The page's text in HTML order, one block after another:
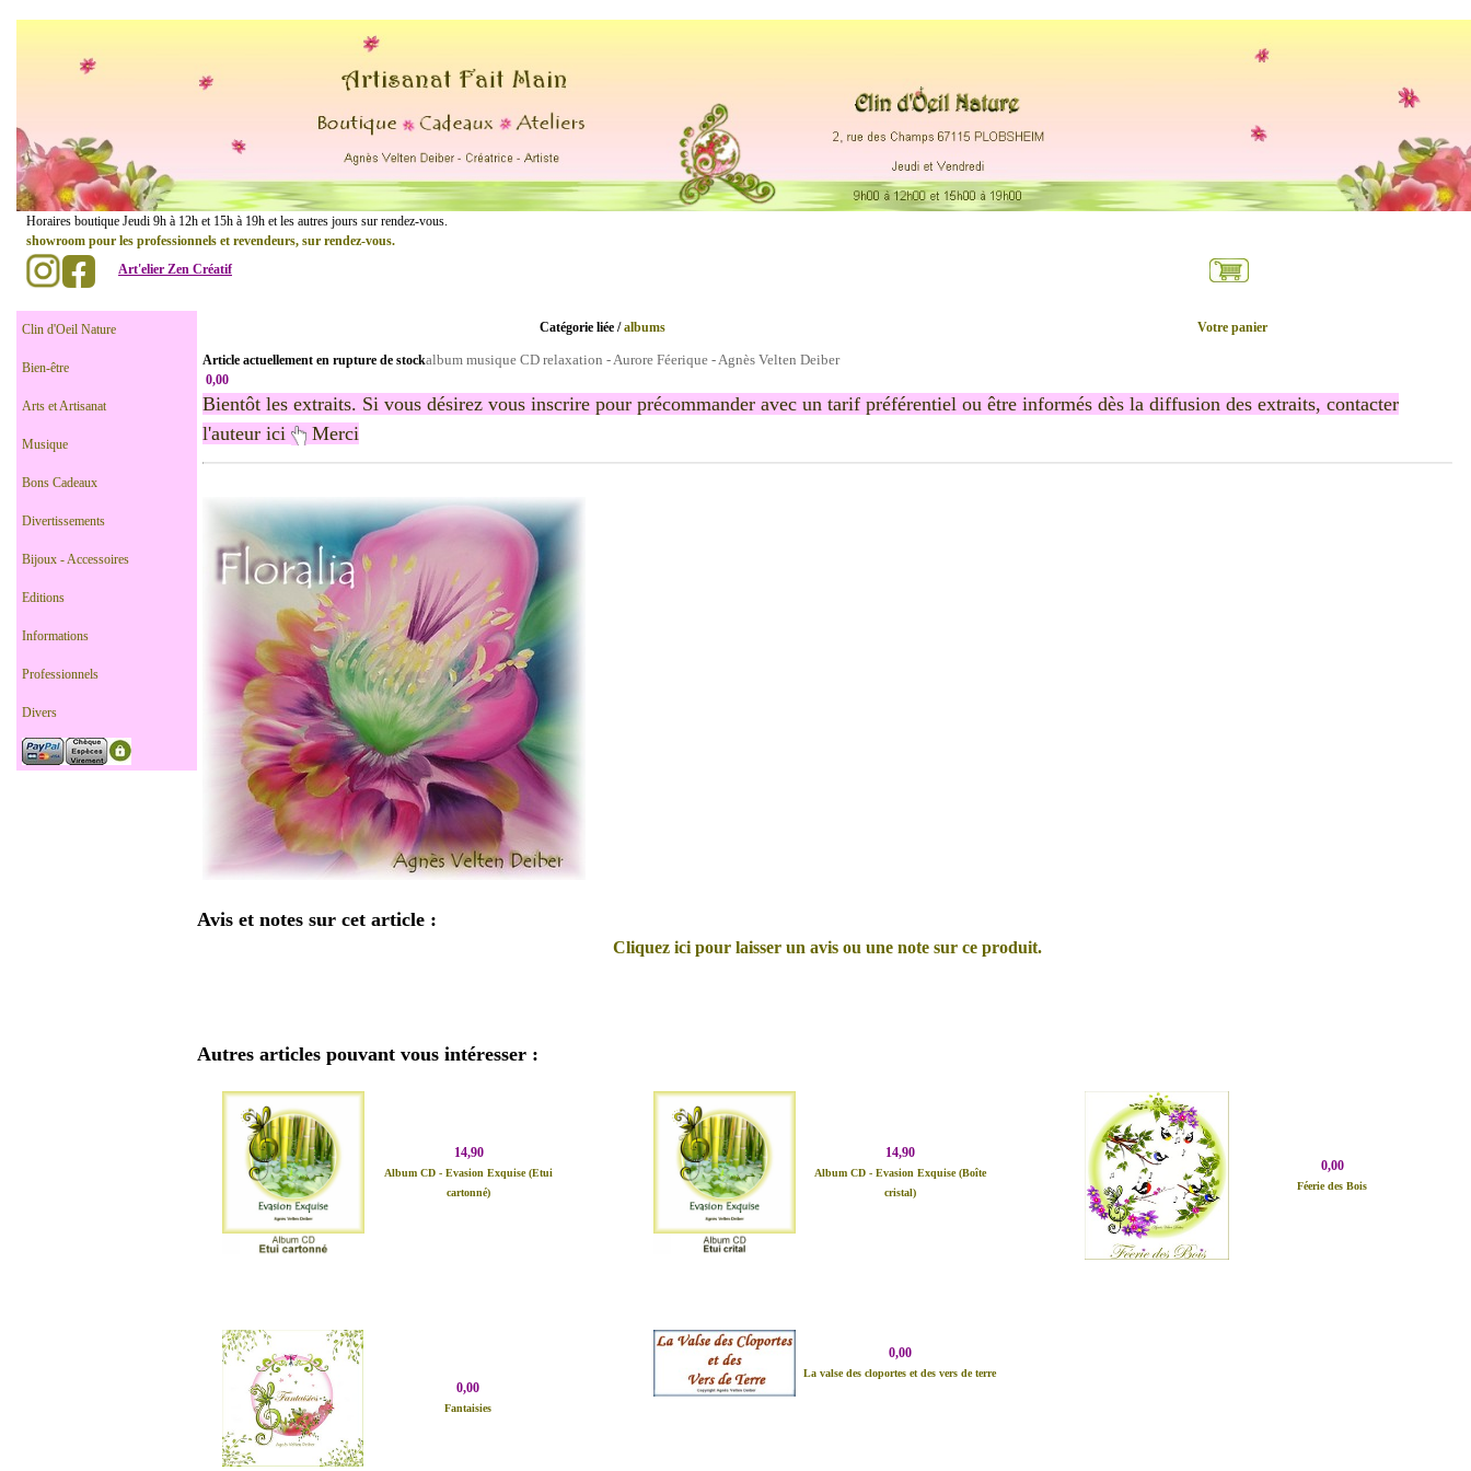
Horaires boutique Jeudi 9h à 12h et 15h à 19h et les autres jours sur rendez-vous.
showroom pour les professionnels et revendeurs, sur rendez-vous.
Art'elier Zen Créatif
Clin d'Oeil Nature
Bien-être
Arts et Artisanat
Musique
Bons Cadeaux
Divertissements
Bijoux - Accessoires
Editions
Informations
Professionnels
Divers
Catégorie liée /albums Votre panier
Article actuellement en rupture de stockalbum musique CD relaxation - Aurore Féerique - Agnès Velten Deiber
0,00
Bientôt les extraits. Si vous désirez vous inscrire pour précommander avec un tarif préférentiel ou être informés dès la diffusion des extraits, contacter
l'auteur ici
Merci
Avis et notes sur cet article :
Cliquez ici pour laisser un avis ou une note sur ce produit.
Autres articles pouvant vous intéresser :
14,90
Album CD - Evasion Exquise (Etui
cartonné)
14,90
Album CD - Evasion Exquise (Boîte
cristal)
0,00
Féerie des Bois
0,00
Fantaisies
0,00
La valse des cloportes et des vers de terre